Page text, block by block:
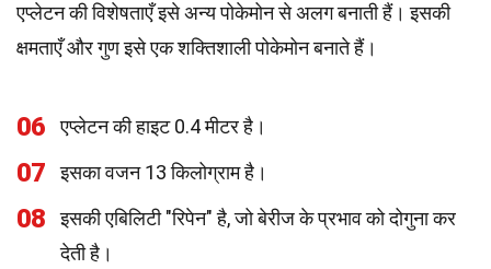
एप्लेटन की विशेषताएँ इसे अन्य पोकेमोन से अलग बनाती हैं। इसकी
क्षमताएँ और गुण इसे एक शक्तिशाली पोकेमोन बनाते हैं।
06 एप्लेटन की हाइट 0.4 मीटर है।
07 इसका वजन 13 किलोग्राम है।
08
इसकी एबिलिटी "रिपेन" है, जो बेरीज के प्रभाव को दोगुना कर
देती है।